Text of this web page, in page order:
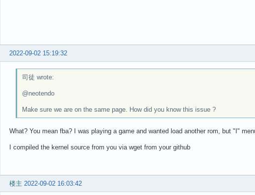
2022-09-02 15:19:32
司徒 wrote:
@neotendo
Make sure we are on the same page. How did you know this issue ?
What? You mean fba? I was playing a game and wanted load another rom, but "I"
I compiled the kernel source from you via wget from your github
楼主 2022-09-02 16:03:42